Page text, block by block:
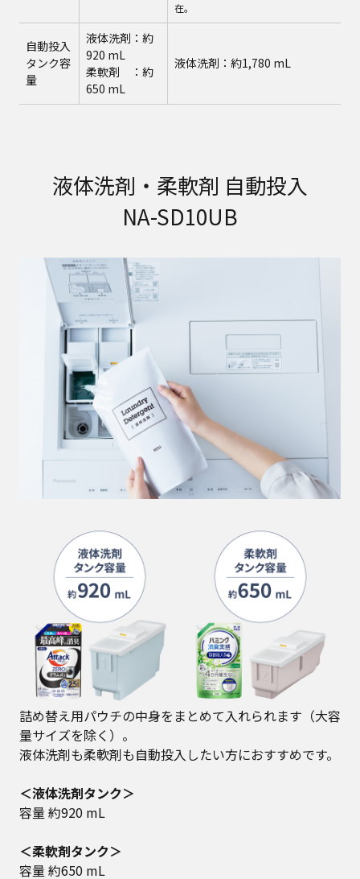
在。
自動投入
タンク容
量
液体洗剤：約
920 mL
柔軟剤 ：約
650 mL
液体洗剤：約1,780 mL
液体洗剤・柔軟剤 自動投入
NA-SD10UB
詰め替え用パウチの中身をまとめて入れられます（大容
量サイズを除く）。
液体洗剤も柔軟剤も自動投入したい方におすすめです。
＜液体洗剤タンク＞
容量 約920 mL
＜柔軟剤タンク＞
容量 約650 mL